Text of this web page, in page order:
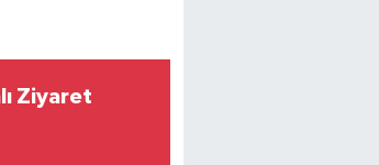
Ziyaret